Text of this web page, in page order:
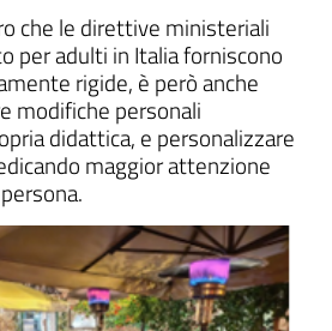
che le direttive ministeriali
per adulti in Italia forniscono
rigide, è però anche
modifiche personali
didattica, e personalizzare
maggior attenzione